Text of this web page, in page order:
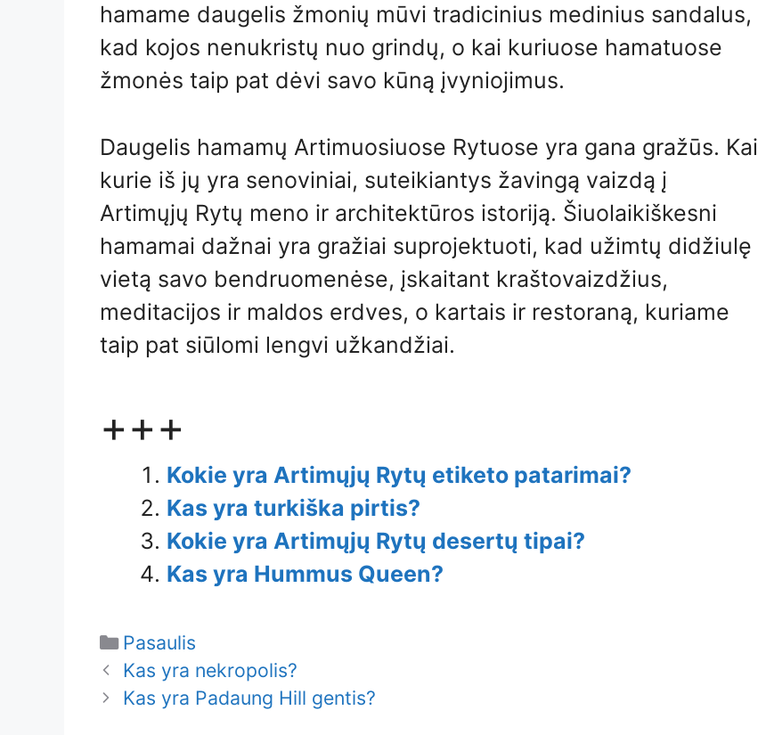
hamame daugelis žmonių mūvi tradicinius medinius sandalus,
kad kojos nenukristų nuo grindų, o kai kuriuose hamatuose
žmonės taip pat dėvi savo kūną įvyniojimus.
Daugelis hamamų Artimuosiuose Rytuose yra gana gražūs. Kai
kurie iš jų yra senoviniai, suteikiantys žavingą vaizdą į
Artimųjų Rytų meno ir architektūros istoriją. Šiuolaikiškesni
hamamai dažnai yra gražiai suprojektuoti, kad užimtų didžiulę
vietą savo bendruomenėse, įskaitant kraštovaizdžius,
meditacijos ir maldos erdves, o kartais ir restoraną, kuriame
taip pat siūlomi lengvi užkandžiai.
+++
Kokie yra Artimųjų Rytų etiketo patarimai?
Kas yra turkiška pirtis?
Kokie yra Artimųjų Rytų desertų tipai?
Kas yra Hummus Queen?
Categories
Pasaulis
Kas yra nekropolis?
Kas yra Padaung Hill gentis?